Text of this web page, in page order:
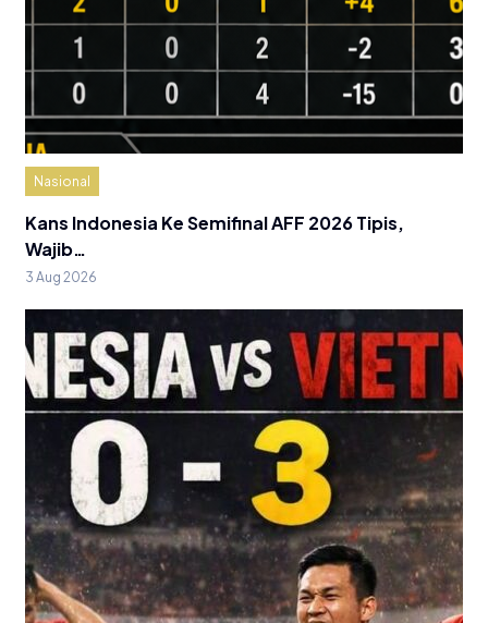
Nasional
Kans Indonesia Ke Semifinal AFF 2026 Tipis,
Wajib…
3 Aug 2026